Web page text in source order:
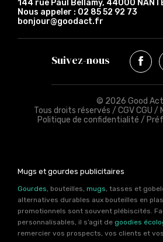
144 rue Paul Bellamy, 44000
Nous appeler : 02 85 52 92 73
bonjour@goodact.fr
Suivez-nous
© 2026 Good
Tous droits réservés / CGV CGU /
Politique de confidentialité /
Mugs et gourdes publicitaires
Gourdes, bouteilles, mugs, tasses et
alternatives durables aux bouteilles en
promotionnels sont souvent plébiscités.
personnalisables, il s’agit de goodies
remercier vos prospects, vos clients et